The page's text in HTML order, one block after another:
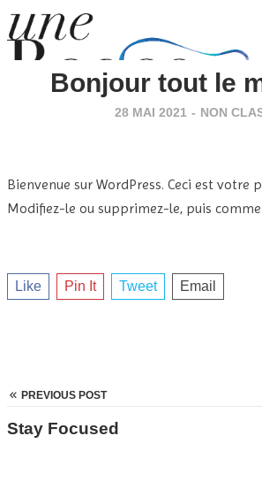
Bonjour tout le
28 MAI 2021 - NON
Bienvenue sur WordPress. Ceci est votre
Modifiez-le ou supprimez-le, puis
Like Pin It Tweet Email
PREVIOUS POST
Stay Focused